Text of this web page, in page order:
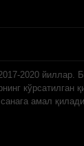
2020 йиллар.
кўрсатилган
амал